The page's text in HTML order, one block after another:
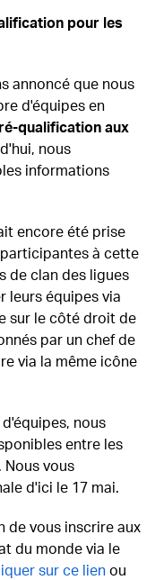
pour les
annoncé que nous
d'équipes en
qualification aux
nous
informations
encore été prise
à cette
de clan des ligues
leurs équipes via
sur le côté droit de
par un chef de
via la même icône
nous
entre les
Nous vous
d'ici le 17 mai.
de vous inscrire aux
du monde via le
sur ce lienou